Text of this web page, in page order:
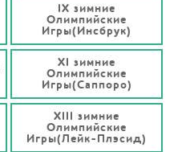
IX зимние
Олимпийские
Игры(Инсбрук)
XI зимние
Олимпийские
Игры(Саппоро)
XIII зимние
Олимпийские
Игры(Лейк-Плэсид)